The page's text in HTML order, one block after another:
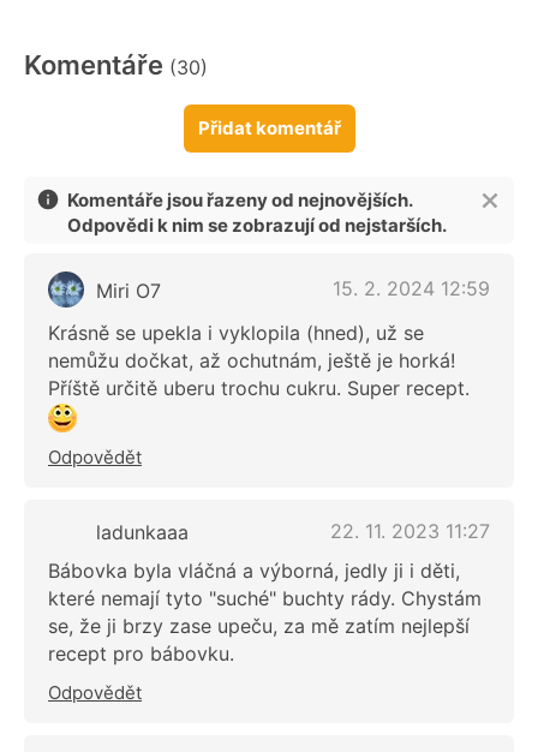
Komentáře (30)
Přidat komentář
Komentáře jsou řazeny od nejnovějších.
Odpovědi k nim se zobrazují od nejstarších.
Miri O7
15. 2. 2024 12:59
Krásně se upekla i vyklopila (hned), už se
nemůžu dočkat, až ochutnám, ještě je horká!
Příště určitě uberu trochu cukru. Super recept.
Odpovědět
ladunkaaa
22. 11. 2023 11:27
Bábovka byla vláčná a výborná, jedly ji i děti,
které nemají tyto "suché" buchty rády. Chystám
se, že ji brzy zase upeču, za mě zatím nejlepší
recept pro bábovku.
Odpovědět